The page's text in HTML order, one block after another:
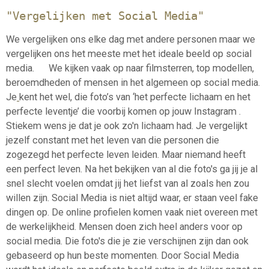
"Vergelijken met Social Media"
We vergelijken ons elke dag met andere personen maar we
vergelijken ons het meeste met het ideale beeld op social
media. We kijken vaak op naar filmsterren, top modellen,
beroemdheden of mensen in het algemeen op social media.
Je kent het wel, die foto’s van ‘het perfecte lichaam en het
perfecte leventje’ die voorbij komen op jouw Instagram .
Stiekem wens je dat je ook zo'n lichaam had. Je vergelijkt
jezelf constant met het leven van die personen die
zogezegd het perfecte leven leiden. Maar niemand heeft
een perfect leven. Na het bekijken van al die foto's ga jij je al
snel slecht voelen omdat jij het liefst van al zoals hen zou
willen zijn. Social Media is niet altijd waar, er staan veel fake
dingen op. De online profielen komen vaak niet overeen met
de werkelijkheid. Mensen doen zich heel anders voor op
social media. Die foto's die je zie verschijnen zijn dan ook
gebaseerd op hun beste momenten. Door Social Media